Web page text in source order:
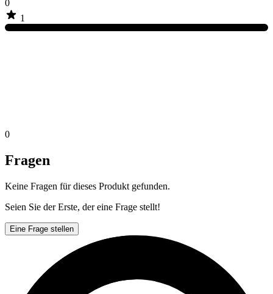
0
1
0
Fragen
Keine Fragen für dieses Produkt gefunden.
Seien Sie der Erste, der eine Frage stellt!
Eine Frage stellen